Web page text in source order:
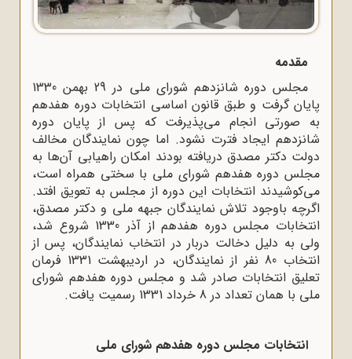
مقدمه
مجلس دوره شانزدهم شورای ملی در 29 بهمن 1330
پایان ‌گرفت و طبق قانون اساسی انتخابات دوره هفدهم
به صورتی انجام می‌پذیرفت که پس از پایان دوره
شانزدهم ایجاد فترت نشود. اما چون نمایندگان مخالف
دولت دکتر مصدق دریافته بودند امکان راهیابی آن‌ها به
مجلس دوره هفدهم شورای ملی با سختی همراه است،
می‌کوشیدند انتخابات این دوره از مجلس به تعویق افتد.
اگرچه باوجود تلاش نمایندگان جبهه ملی و دکتر مصدق،
انتخابات مجلس دوره هفدهم از آذر 1330 شروع شد،
ولی به دلیل دخالت دربار در انتخاب نمایندگان، پس از
انتخاب 80 نفر از نمایندگان، در اردیبهشت 1331 فرمان
تعلیق انتخابات صادر شد و مجلس دوره هفدهم شورای
ملی با همان تعداد در 8 خرداد 1331 رسمیت یافت.
انتخابات مجلس دوره هفدهم شورای ملی